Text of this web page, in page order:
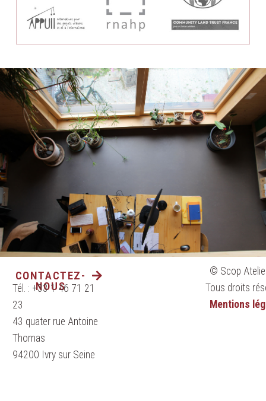
CONTACTEZ-
NOUS
Tél. : +33 1 46 71 21
23
43 quater rue Antoine
Thomas
94200 Ivry sur Seine
© Scop
Tous droits
Mentions